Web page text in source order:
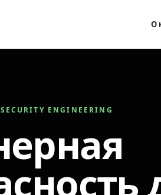
О
ENGINEERING